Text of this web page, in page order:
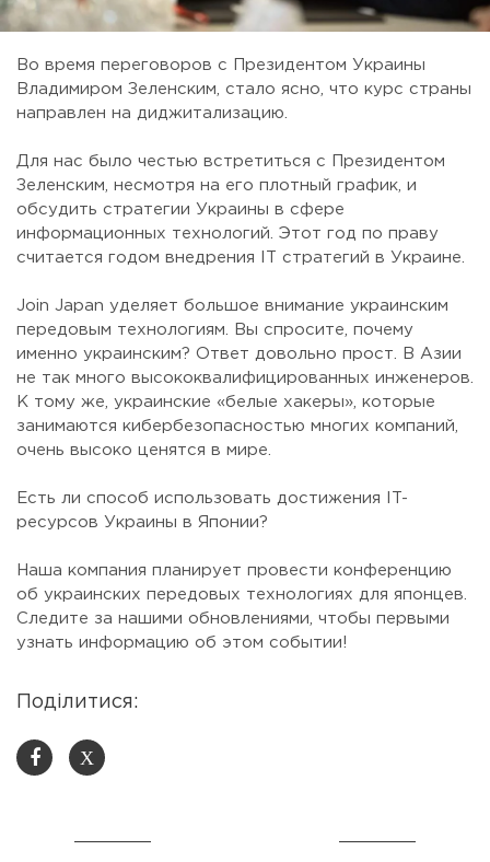
Во время переговоров с Президентом Украины
Владимиром Зеленским, стало ясно, что курс страны
направлен на диджитализацию.
Для нас было честью встретиться с Президентом
Зеленским, несмотря на его плотный график, и
обсудить стратегии Украины в сфере
информационных технологий. Этот год по праву
считается годом внедрения IT стратегий в Украине.
Join Japan уделяет большое внимание украинским
передовым технологиям. Вы спросите, почему
именно украинским? Ответ довольно прост. В Азии
не так много высококвалифицированных инженеров.
К тому же, украинские «белые хакеры», которые
занимаются кибербезопасностью многих компаний,
очень высоко ценятся в мире.
Есть ли способ использовать достижения IT-
ресурсов Украины в Японии?
Наша компания планирует провести конференцию
об украинских передовых технологиях для японцев.
Следите за нашими обновлениями, чтобы первыми
узнать информацию об этом событии!
Поділитися:
X